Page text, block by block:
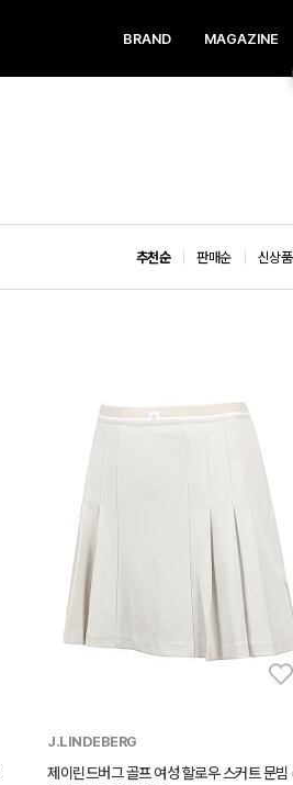
BRAND MAGAZINE
추천순 판매순 신상
J.LINDEBERG
제이린드버그 골프 여성 할로우 스커트 문빔